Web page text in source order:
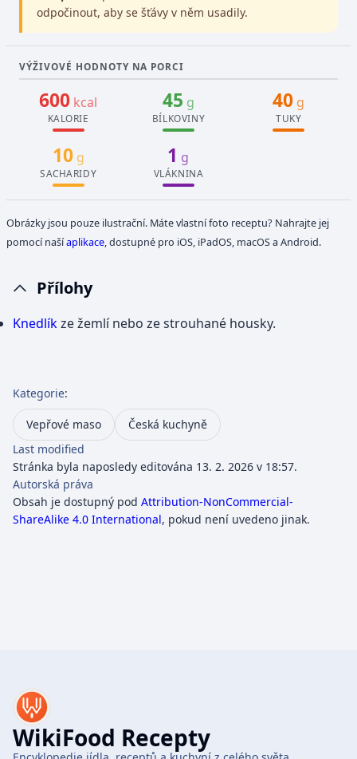
odpočinout, aby se šťávy v něm usadily.
VÝŽIVOVÉ HODNOTY NA PORCI
600 kcal
KALORIE
45 g
BÍLKOVINY
40 g
TUKY
10g
SACHARIDY
1 g
VLÁKNINA
Obrázky jsou pouze ilustrační. Máte vlastní foto receptu? Nahrajte jej
pomocí našíaplikace, dostupné pro iOS, iPadOS, macOS a Android.
Přílohy
Knedlíkze žemlí nebo ze strouhané housky.
Kategorie:
Vepřové maso
Česká kuchyně
Last modified
Stránka byla naposledy editována 13. 2. 2026 v 18:57.
Autorská práva
Obsah je dostupný pod Attribution-NonCommercial-
ShareAlike 4.0 International, pokud není uvedeno jinak.
WikiFood Recepty